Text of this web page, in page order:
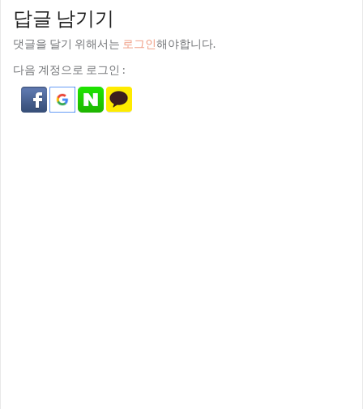
션
답글 남기기
댓글을 달기 위해서는 로그인해야합니다.
다음 계정으로 로그인 :